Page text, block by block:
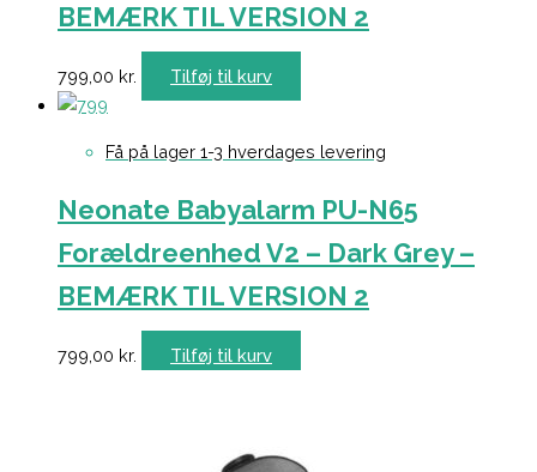
BEMÆRK TIL VERSION 2
799,00 kr. Tilføj til kurv
Få på lager 1-3 hverdages levering
Neonate Babyalarm PU-N65
Forældreenhed V2 – Dark Grey –
BEMÆRK TIL VERSION 2
799,00 kr. Tilføj til kurv